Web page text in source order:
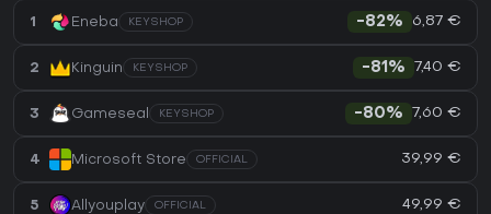
1 Eneba KEYSHOP -82% 6,87 €
2 Kinguin KEYSHOP -81% 7,40 €
3 Gameseal KEYSHOP -80% 7,60 €
4 Microsoft Store OFFICIAL 39,99 €
5 Allyouplay OFFICIAL 49,99 €